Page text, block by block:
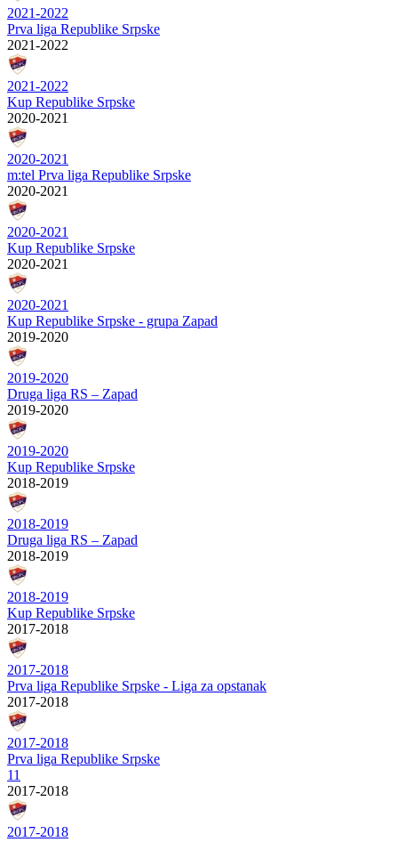
2021-2022
Prva liga Republike Srpske
2021-2022
2021-2022
Kup Republike Srpske
2020-2021
2020-2021
m:tel Prva liga Republike Srpske
2020-2021
2020-2021
Kup Republike Srpske
2020-2021
2020-2021
Kup Republike Srpske - grupa Zapad
2019-2020
2019-2020
Druga liga RS – Zapad
2019-2020
2019-2020
Kup Republike Srpske
2018-2019
2018-2019
Druga liga RS – Zapad
2018-2019
2018-2019
Kup Republike Srpske
2017-2018
2017-2018
Prva liga Republike Srpske - Liga za opstanak
2017-2018
2017-2018
Prva liga Republike Srpske
11
2017-2018
2017-2018